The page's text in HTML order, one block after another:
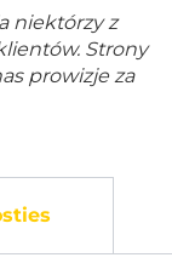
niektórzy z
Strony
prowizje za